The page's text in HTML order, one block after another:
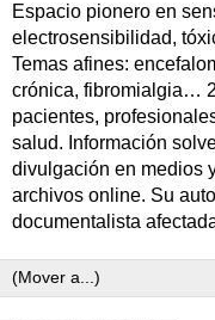
Espacio pionero en
electrosensibilidad,
Temas afines:
crónica, fibromialgia…
pacientes,
salud. Información
divulgación en medios
archivos online. Su
documentalista